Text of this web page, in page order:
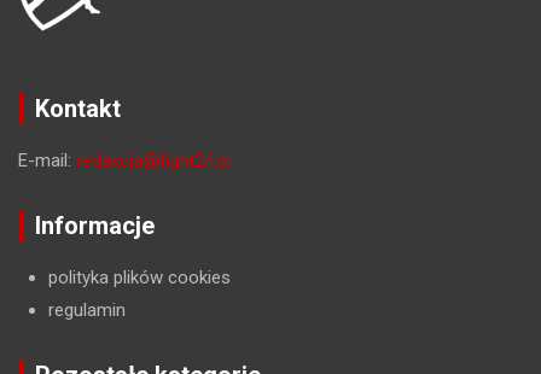
Kontakt
E-mail: redakcja@fight24.pl
Informacje
polityka plików cookies
regulamin